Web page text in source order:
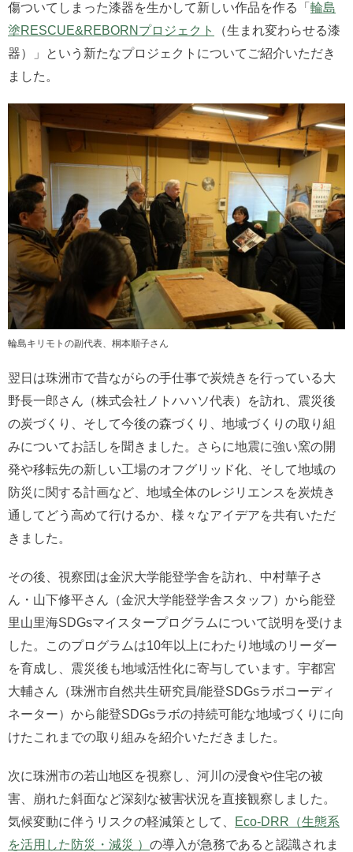
傷ついてしまった漆器を生かして新しい作品を作る「 輪島
塗RESCUE&REBORNプロジェクト
（生まれ変わらせる漆
器）」という新たなプロジェクトについてご紹介いただき
ました。
輪島キリモトの副代表、桐本順子さん
翌日は珠洲市で昔ながらの手仕事で炭焼きを行っている大
野長一郎さん（株式会社ノトハハソ代表）を訪れ、震災後
の炭づくり、そして今後の森づくり、地域づくりの取り組
みについてお話しを聞きました。さらに地震に強い窯の開
発や移転先の新しい工場のオフグリッド化、そして地域の
防災に関する計画など、地域全体のレジリエンスを炭焼き
通してどう高めて行けるか、様々なアイデアを共有いただ
きました。
その後、視察団は金沢大学能登学舎を訪れ、中村華子さ
ん・ 山下修平さん （金沢大学能登学舎スタッフ）から能登
里山里海SDGsマイスタープログラムについて説明を受けま
した。このプログラムは10年以上にわたり地域のリーダー
を育成し、震災後も地域活性化に寄与しています。 宇都宮
大輔さん（珠洲市自然共生研究員/能登SDGsラボコーディ
ネーター）から能登SDGsラボの持続可能な地域づくりに向
けたこれまでの取り組みを紹介いただきました。
次に珠洲市の若山地区を視察し、河川の浸食や住宅の被
害、崩れた斜面など深刻な被害状況を直接観察しました。
気候変動に伴うリスクの軽減策として、
Eco-DRR（生態系
を活用した防災・減災 ） の導入が急務であると認識されま